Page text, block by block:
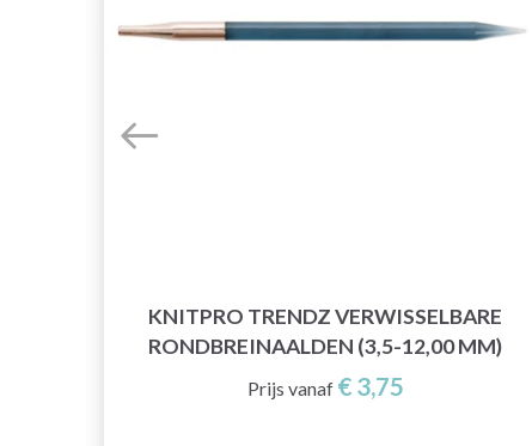
KNITPRO TRENDZ VERWISSELBARE
RONDBREINAALDEN (3,5-12,00 MM)
Prijs vanaf € 3,75